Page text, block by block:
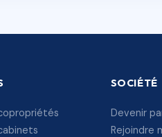
SOCIÉTÉ
Devenir
Rejoindre